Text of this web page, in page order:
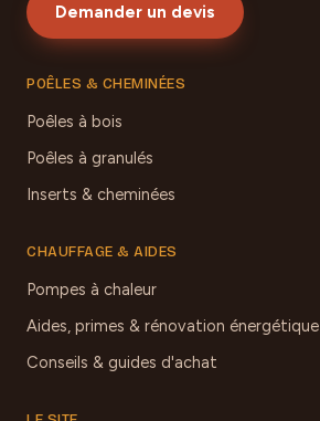
Demander un devis
POÊLES & CHEMINÉES
Poêles à bois
Poêles à granulés
Inserts & cheminées
CHAUFFAGE & AIDES
Pompes à chaleur
Aides, primes & rénovation énergétique
Conseils & guides d'achat